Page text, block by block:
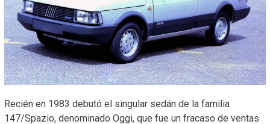
Recién en 1983 debutó el singular sedán de la familia
147/Spazio, denominado Oggi, que fue un fracaso de ventas